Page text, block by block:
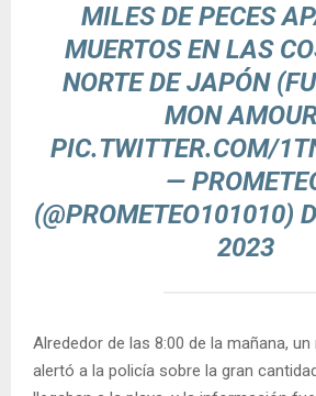
MILES DE PECES
MUERTOS EN LAS
NORTE DE JAPÓN
MON
PIC.TWITTER.COM/
—
(@PROMETEO101010)
2023
Alrededor de las 8:00 de la mañana,
alertó a la policía sobre la gran